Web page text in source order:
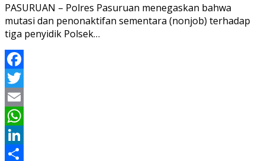
PASURUAN – Polres Pasuruan menegaskan bahwa
mutasi dan penonaktifan sementara (nonjob) terhadap
tiga penyidik Polsek…
Facebook
Twitter
Email
WhatsApp
LinkedIn